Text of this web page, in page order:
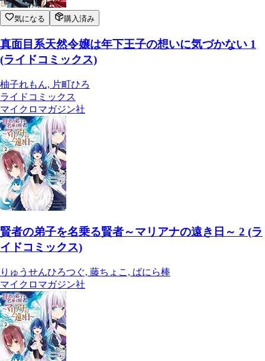
気になる 購入済み
真面目系天然令嬢は年下王子の想いに気づかない 1
(ライドコミックス)
柚子れもん, 片町ひろ
ライドコミックス
マイクロマガジン社
賢者の弟子を名乗る賢者～マリアナの遠き日～ 2 (ラ
イドコミックス)
りゅうせんひろつぐ, 藤ちょこ, ばにら棒
マイクロマガジン社